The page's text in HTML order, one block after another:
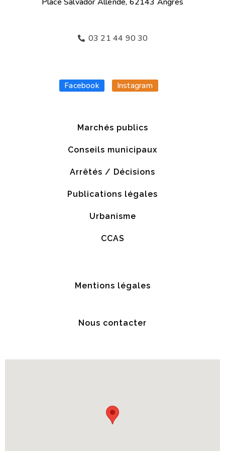
Place Salvador Allende, 62143 Angres
03 21 44 90 30
Facebook Instagram
Marchés publics
Conseils municipaux
Arrêtés / Décisions
Publications légales
Urbanisme
CCAS
Mentions légales
Nous contacter